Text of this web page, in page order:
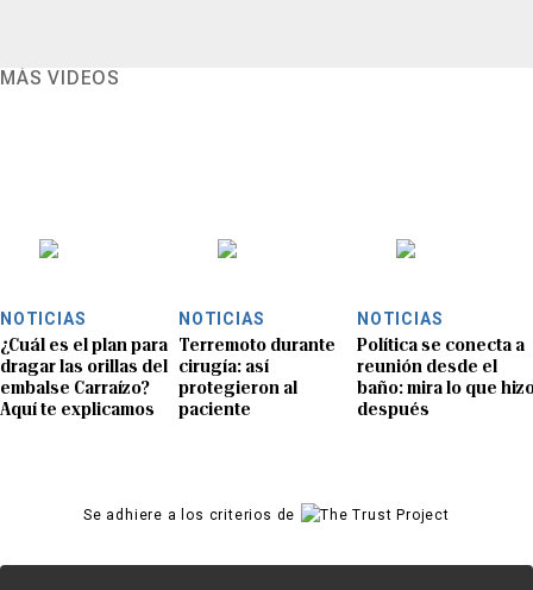
MÁS VIDEOS
NOTICIAS
¿Cuál es el plan para
dragar las orillas del
embalse Carraízo?
Aquí te explicamos
NOTICIAS
Terremoto durante
cirugía: así
protegieron al
paciente
NOTICIAS
Política se conecta a
reunión desde el
baño: mira lo que
después
Se adhiere a los criterios de